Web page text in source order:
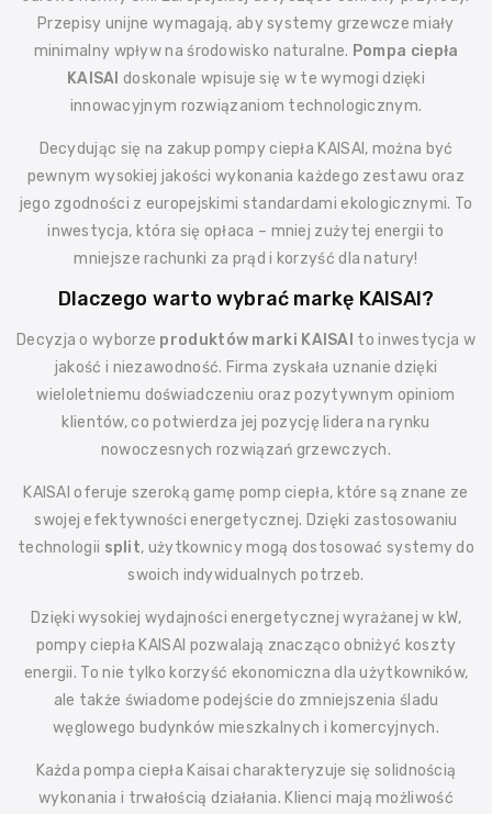
Przepisy unijne wymagają, aby systemy grzewcze miały
minimalny wpływ na środowisko naturalne. Pompa ciepła
KAISAI doskonale wpisuje się w te wymogi dzięki
innowacyjnym rozwiązaniom technologicznym.
Decydując się na zakup pompy ciepła KAISAI, można być
pewnym wysokiej jakości wykonania każdego zestawu oraz
jego zgodności z europejskimi standardami ekologicznymi. To
inwestycja, która się opłaca – mniej zużytej energii to
mniejsze rachunki za prąd i korzyść dla natury!
Dlaczego warto wybrać markę KAISAI?
Decyzja o wyborze produktów marki KAISAI to inwestycja w
jakość i niezawodność. Firma zyskała uznanie dzięki
wieloletniemu doświadczeniu oraz pozytywnym opiniom
klientów, co potwierdza jej pozycję lidera na rynku
nowoczesnych rozwiązań grzewczych.
KAISAI oferuje szeroką gamę pomp ciepła, które są znane ze
swojej efektywności energetycznej. Dzięki zastosowaniu
technologii split, użytkownicy mogą dostosować systemy do
swoich indywidualnych potrzeb.
Dzięki wysokiej wydajności energetycznej wyrażanej w kW,
pompy ciepła KAISAI pozwalają znacząco obniżyć koszty
energii. To nie tylko korzyść ekonomiczna dla użytkowników,
ale także świadome podejście do zmniejszenia śladu
węglowego budynków mieszkalnych i komercyjnych.
Każda pompa ciepła Kaisai charakteryzuje się solidnością
wykonania i trwałością działania. Klienci mają możliwość